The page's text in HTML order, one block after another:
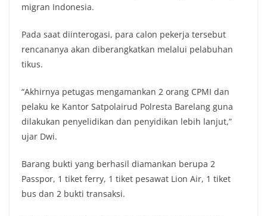
migran Indonesia.
Pada saat diinterogasi, para calon pekerja tersebut
rencananya akan diberangkatkan melalui pelabuhan
tikus.
“Akhirnya petugas mengamankan 2 orang CPMI dan
pelaku ke Kantor Satpolairud Polresta Barelang guna
dilakukan penyelidikan dan penyidikan lebih lanjut,”
ujar Dwi.
Barang bukti yang berhasil diamankan berupa 2
Passpor, 1 tiket ferry, 1 tiket pesawat Lion Air, 1 tiket
bus dan 2 bukti transaksi.